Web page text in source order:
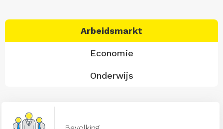
Arbeidsmarkt
Economie
Onderwijs